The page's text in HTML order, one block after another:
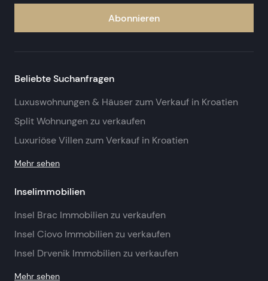
Abonnieren
Beliebte Suchanfragen
Luxuswohnungen & Häuser zum Verkauf in Kroatien
Split Wohnungen zu verkaufen
Luxuriöse Villen zum Verkauf in Kroatien
Mehr sehen
Inselimmobilien
Insel Brac Immobilien zu verkaufen
Insel Ciovo Immobilien zu verkaufen
Insel Drvenik Immobilien zu verkaufen
Mehr sehen